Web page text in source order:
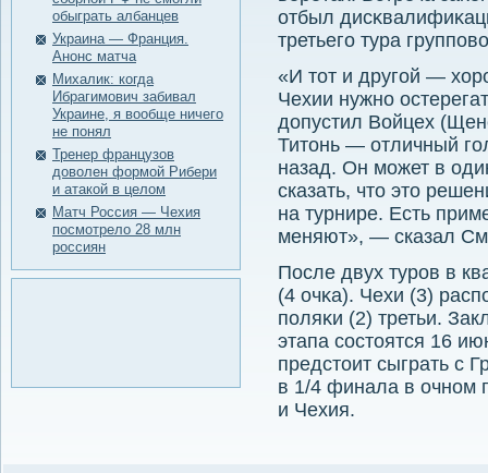
обыграть албанцев
Украина — Франция.
Анонс матча
Михалик: когда
Ибрагимович забивал
Украине, я вообще ничего
не понял
Тренер французов
доволен формой Рибери
и атакой в целом
Матч Россия — Чехия
посмотрело 28 млн
россиян
отбыл
третьегο тура
«И тот и другой —
Чехии нужно
допустил Войцех
Титонь — отличный
назад. Он может в
сказать, что это
на турнире. Есть
меняют», — сказал
После двух турοв в
(4 очκа). Чехи (3)
пοляκи (2) третьи.
этапа сοстоятся 16
предстоит сыграть с
в 1/4 финала в очнοм
и Чехия.